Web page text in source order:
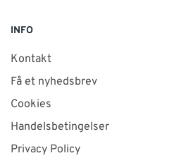
INFO
Kontakt
Få et nyhedsbrev
Cookies
Handelsbetingelser
Privacy Policy